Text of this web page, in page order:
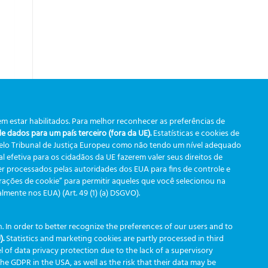
é
estar habilitados. Para melhor reconhecer as preferências de
para um país terceiro (fora da UE).Estatísticas e cookies de
Tribunal de Justiça Europeu como não tendo um nível adequado
para os cidadãos da UE fazerem valer seus direitos de
processados pelas autoridades dos EUA para fins de controle e
de cookie” para permitir aqueles que você selecionou na
nos EUA) (Art. 49 (1) (a) DSGVO).
order to better recognize the preferences of our users and to
Statistics and marketing cookies are partly processed in third
of data privacy protection due to the lack of a supervisory
in the USA, as well as the risk that their data may be